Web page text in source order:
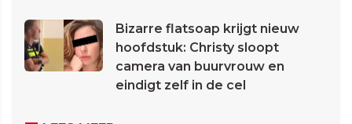
Bizarre flatsoap krijgt nieuw
hoofdstuk: Christy sloopt
camera van buurvrouw en
eindigt zelf in de cel